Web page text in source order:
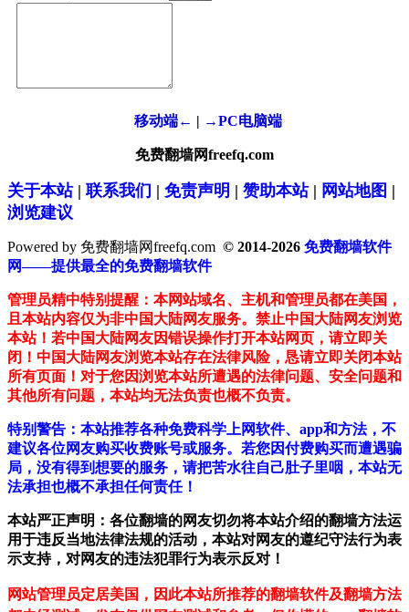
移动端← | →PC电脑端
免费翻墙网freefq.com
关于本站| 联系我们 | 免责声明 | 赞助本站| 网站地图 |
浏览建议
Powered by 免费翻墙网freefq.com © 2014-2026 免费翻墙软件
网——提供最全的免费翻墙软件
管理员精中特别提醒：本网站域名、主机和管理员都在美国，
且本站内容仅为非中国大陆网友服务。禁止中国大陆网友浏览
本站！若中国大陆网友因错误操作打开本站网页，请立即关
闭！中国大陆网友浏览本站存在法律风险，恳请立即关闭本站
所有页面！对于您因浏览本站所遭遇的法律问题、安全问题和
其他所有问题，本站均无法负责也概不负责。
特别警告：本站推荐各种免费科学上网软件、app和方法，不
建议各位网友购买收费账号或服务。若您因付费购买而遭遇骗
局，没有得到想要的服务，请把苦水往自己肚子里咽，本站无
法承担也概不承担任何责任！
本站严正声明：各位翻墙的网友切勿将本站介绍的翻墙方法运
用于违反当地法律法规的活动，本站对网友的遵纪守法行为表
示支持，对网友的违法犯罪行为表示反对！
网站管理员定居美国，因此本站所推荐的翻墙软件及翻墙方法